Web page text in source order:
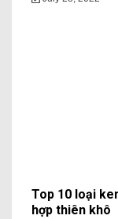
Top 10 loại
hợp thiên khô